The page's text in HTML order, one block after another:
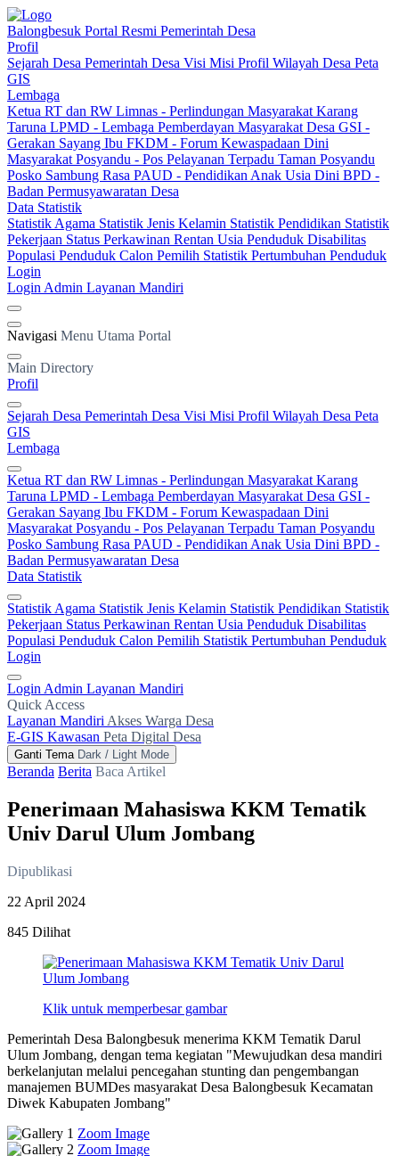
Balongbesuk Portal Resmi Pemerintah Desa
Profil
Sejarah Desa Pemerintah Desa Visi Misi Profil Wilayah Desa Peta
GIS
Lembaga
Ketua RT dan RW Limnas - Perlindungan Masyarakat Karang
Taruna LPMD - Lembaga Pemberdayan Masyarakat Desa GSI -
Gerakan Sayang Ibu FKDM - Forum Kewaspadaan Dini
Masyarakat Posyandu - Pos Pelayanan Terpadu Taman Posyandu
Posko Sambung Rasa PAUD - Pendidikan Anak Usia Dini BPD -
Badan Permusyawaratan Desa
Data Statistik
Statistik Agama Statistik Jenis Kelamin Statistik Pendidikan Statistik
Pekerjaan Status Perkawinan Rentan Usia Penduduk Disabilitas
Populasi Penduduk Calon Pemilih Statistik Pertumbuhan Penduduk
Login
Login Admin Layanan Mandiri
Navigasi Menu Utama Portal
Main Directory
Profil
Sejarah Desa Pemerintah Desa Visi Misi Profil Wilayah Desa Peta
GIS
Lembaga
Ketua RT dan RW Limnas - Perlindungan Masyarakat Karang
Taruna LPMD - Lembaga Pemberdayan Masyarakat Desa GSI -
Gerakan Sayang Ibu FKDM - Forum Kewaspadaan Dini
Masyarakat Posyandu - Pos Pelayanan Terpadu Taman Posyandu
Posko Sambung Rasa PAUD - Pendidikan Anak Usia Dini BPD -
Badan Permusyawaratan Desa
Data Statistik
Statistik Agama Statistik Jenis Kelamin Statistik Pendidikan Statistik
Pekerjaan Status Perkawinan Rentan Usia Penduduk Disabilitas
Populasi Penduduk Calon Pemilih Statistik Pertumbuhan Penduduk
Login
Login Admin Layanan Mandiri
Quick Access
Layanan Mandiri Akses Warga Desa
E-GIS Kawasan Peta Digital Desa
Ganti Tema Dark / Light Mode
Beranda Berita Baca Artikel
Penerimaan Mahasiswa KKM Tematik
Univ Darul Ulum Jombang
Dipublikasi
22 April 2024
845 Dilihat
Klik untuk memperbesar gambar
Pemerintah Desa Balongbesuk menerima KKM Tematik Darul
Ulum Jombang, dengan tema kegiatan "Mewujudkan desa mandiri
berkelanjutan melalui pencegahan stunting dan pengembangan
manajemen BUMDes masyarakat Desa Balongbesuk Kecamatan
Diwek Kabupaten Jombang"
Zoom Image
Zoom Image